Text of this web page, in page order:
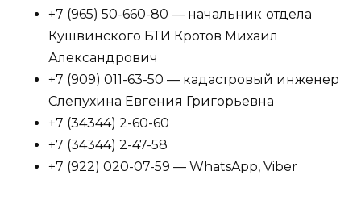
+7 (965) 50-660-80 — начальник отдела
Кушвинского БТИ Кротов Михаил
Александрович
+7 (909) 011-63-50 — кадастровый инженер
Слепухина Евгения Григорьевна
+7 (34344) 2-60-60
+7 (34344) 2-47-58
+7 (922) 020-07-59 — WhatsApp, Viber